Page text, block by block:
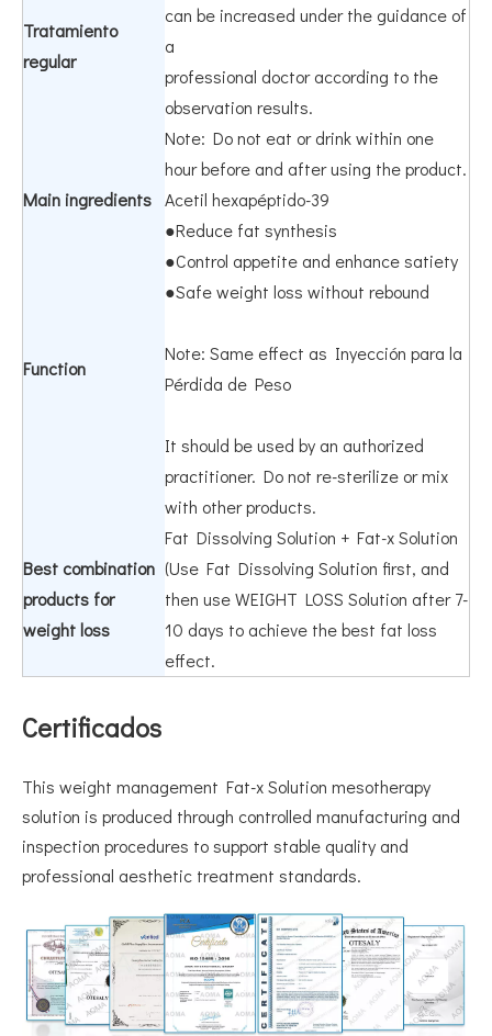
Tratamiento
regular
can be increased under the guidance of
a
professional doctor according to the
observation results.
Note: Do not eat or drink within one
hour before and after using the product.
Main ingredients Acetil hexapéptido-39
Function
●Reduce fat synthesis
●Control appetite and enhance satiety
●Safe weight loss without rebound
Note: Same effect as Inyección para la
Pérdida de Peso
It should be used by an authorized
practitioner. Do not re-sterilize or mix
with other products.
Best combination
products for
weight loss
Fat Dissolving Solution + Fat-x Solution
(Use Fat Dissolving Solution first, and
then use WEIGHT LOSS Solution after 7-
10 days to achieve the best fat loss
effect.
Certificados
This weight management Fat-x Solution mesotherapy
solution is produced through controlled manufacturing and
inspection procedures to support stable quality and
professional aesthetic treatment standards.